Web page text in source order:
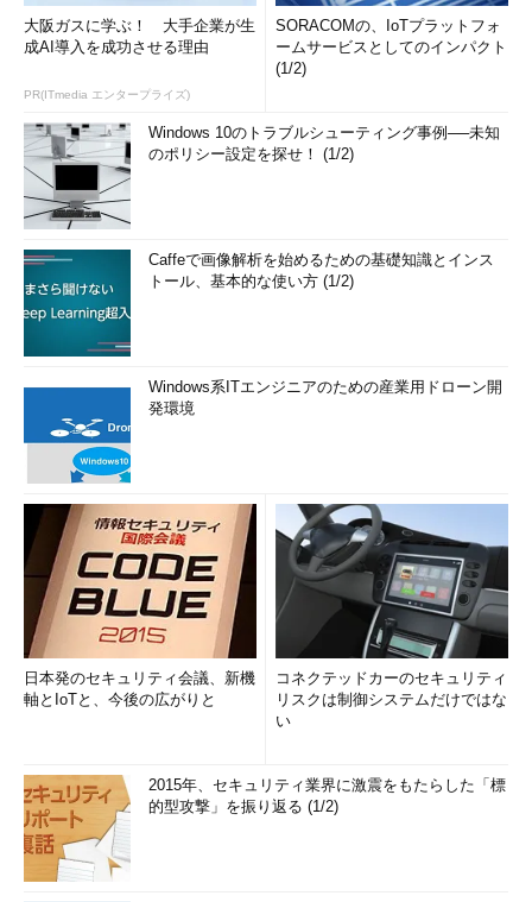
大阪ガスに学ぶ！ 大手企業が生
成AI導入を成功させる理由
PR(ITmedia エンタープライズ)
SORACOMの、IoTプラットフォ
ームサービスとしてのインパクト
(1/2)
Windows 10のトラブルシューティング事例──未知
のポリシー設定を探せ！ (1/2)
Caffeで画像解析を始めるための基礎知識とインス
トール、基本的な使い方 (1/2)
Windows系ITエンジニアのための産業用ドローン開
発環境
日本発のセキュリティ会議、新機
軸とIoTと、今後の広がりと
コネクテッドカーのセキュリティ
リスクは制御システムだけではな
い
2015年、セキュリティ業界に激震をもたらした「標
的型攻撃」を振り返る (1/2)